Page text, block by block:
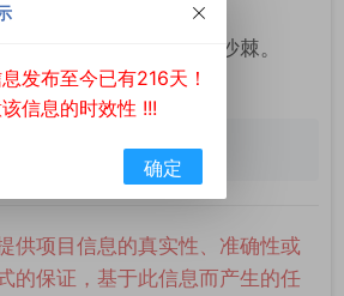
主希加工当地特色植物沙棘。
查看完整内容
供项目信息的真实性、准确性或
的保证，基于此信息而产生的任
发布至今已有216天！
信息的时效性 !!!
确定